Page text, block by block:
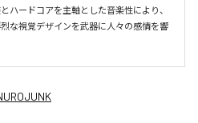
ハードコアを主軸とした音楽性により、
な視覚デザインを武器に人々の感情を響